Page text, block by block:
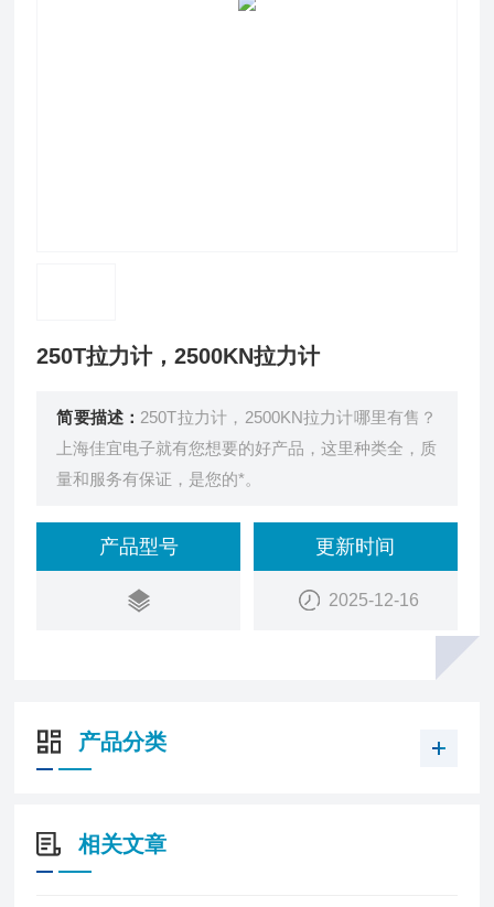
250T拉力计，2500KN拉力计
简要描述： 250T拉力计，2500KN拉力计哪里有售？
上海佳宜电子就有您想要的好产品，这里种类全，质
量和服务有保证，是您的*。
产品型号 更新时间
2025-12-16
产品分类
相关文章